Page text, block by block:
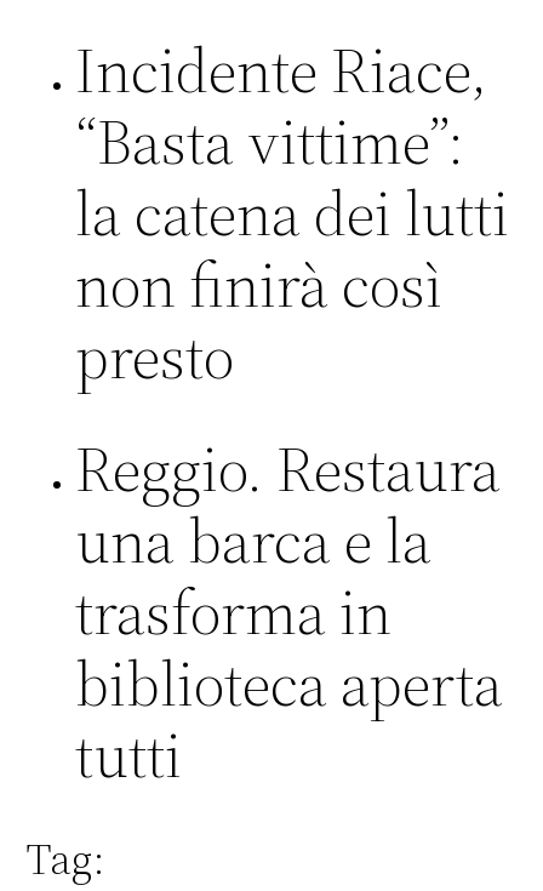
Incidente Riace,
“Basta vittime”:
la catena dei lutti
non finirà così
presto
Reggio. Restaura
una barca e la
trasforma in
biblioteca aperta
tutti
Tag: